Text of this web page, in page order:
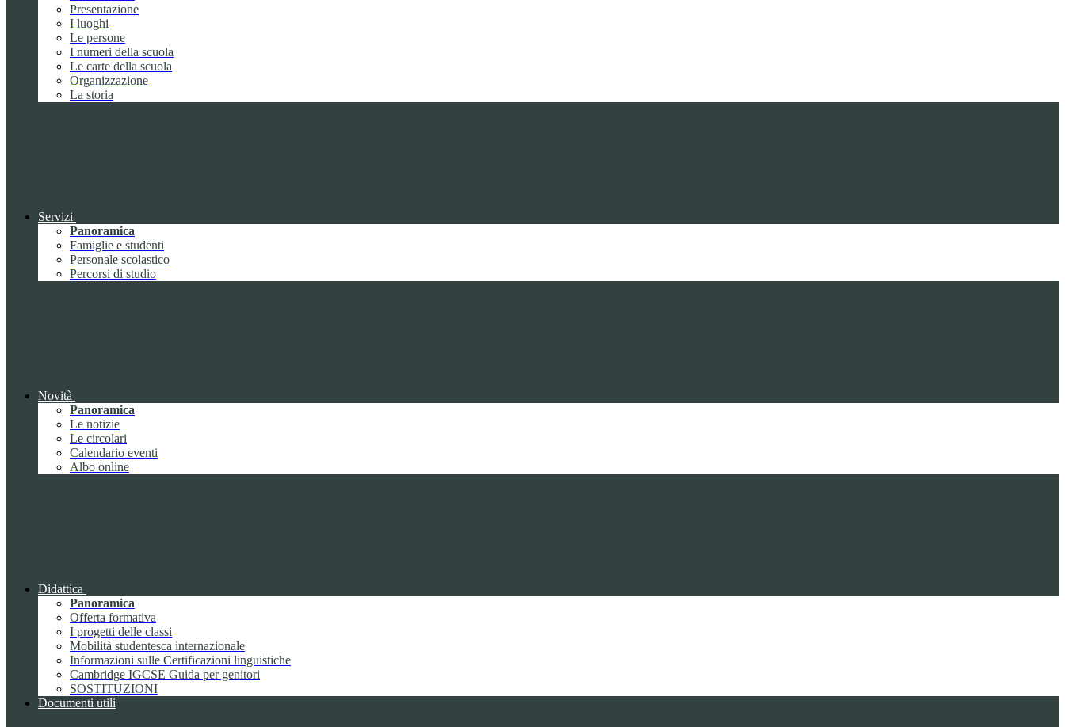
Presentazione
I luoghi
Le persone
I numeri della scuola
Le carte della scuola
Organizzazione
La storia
Servizi
Panoramica
Famiglie e studenti
Personale scolastico
Percorsi di studio
Novità
Panoramica
Le notizie
Le circolari
Calendario eventi
Albo online
Didattica
Panoramica
Offerta formativa
I progetti delle classi
Mobilità studentesca internazionale
Informazioni sulle Certificazioni linguistiche
Cambridge IGCSE Guida per genitori
SOSTITUZIONI
Documenti utili